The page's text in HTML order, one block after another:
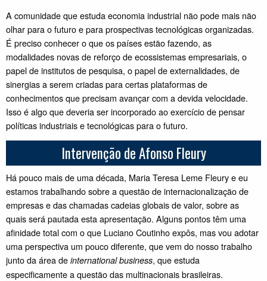
A comunidade que estuda economia industrial não pode mais não
olhar para o futuro e para prospectivas tecnológicas organizadas.
É preciso conhecer o que os países estão fazendo, as
modalidades novas de reforço de ecossistemas empresariais, o
papel de institutos de pesquisa, o papel de externalidades, de
sinergias a serem criadas para certas plataformas de
conhecimentos que precisam avançar com a devida velocidade.
Isso é algo que deveria ser incorporado ao exercício de pensar
políticas industriais e tecnológicas para o futuro.
Intervenção de Afonso Fleury
Há pouco mais de uma década, Maria Teresa Leme Fleury e eu
estamos trabalhando sobre a questão de internacionalização de
empresas e das chamadas cadeias globais de valor, sobre as
quais será pautada esta apresentação. Alguns pontos têm uma
afinidade total com o que Luciano Coutinho expôs, mas vou adotar
uma perspectiva um pouco diferente, que vem do nosso trabalho
junto da área de international business, que estuda
especificamente a questão das multinacionais brasileiras.